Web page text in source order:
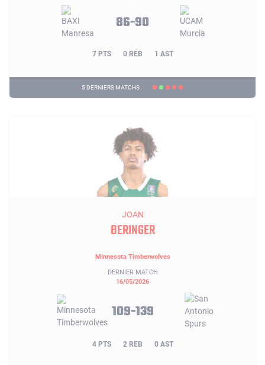
86-90
7 PTS 0 REB 1 AST
5 DERNIERS MATCHS
JOAN
BERINGER
Minnesota Timberwolves
DERNIER MATCH
16/05/2026
109-139
4 PTS 2 REB 0 AST